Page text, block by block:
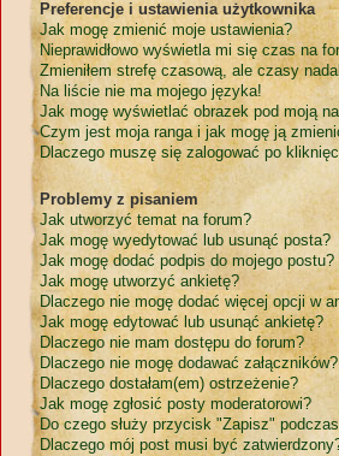
Preferencje i ustawienia użytkownika
Jak mogę zmienić moje ustawienia?
Nieprawidłowo wyświetla mi się czas na
Zmieniłem strefę czasową, ale czasy
Na liście nie ma mojego języka!
Jak mogę wyświetlać obrazek pod moją
Czym jest moja ranga i jak mogę ją
Dlaczego muszę się zalogować po
Problemy z pisaniem
Jak utworzyć temat na forum?
Jak mogę wyedytować lub usunąć posta?
Jak mogę dodać podpis do mojego postu?
Jak mogę utworzyć ankietę?
Dlaczego nie mogę dodać więcej opcji w
Jak mogę edytować lub usunąć ankietę?
Dlaczego nie mam dostępu do forum?
Dlaczego nie mogę dodawać załączników?
Dlaczego dostałam(em) ostrzeżenie?
Jak mogę zgłosić posty moderatorowi?
Do czego służy przycisk "Zapisz"
Dlaczego mój post musi być